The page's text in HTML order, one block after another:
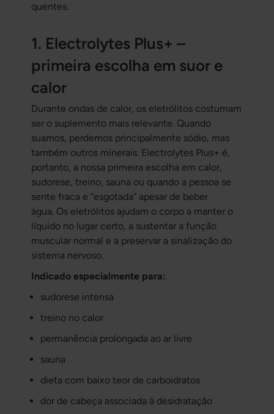
quentes.
1. Electrolytes Plus+ –
primeira escolha em suor e
calor
Durante ondas de calor, os eletrólitos costumam
ser o suplemento mais relevante. Quando
suamos, perdemos principalmente sódio, mas
também outros minerais. Electrolytes Plus+ é,
portanto, a nossa primeira escolha em calor,
sudorese, treino, sauna ou quando a pessoa se
sente fraca e “esgotada” apesar de beber
água. Os eletrólitos ajudam o corpo a manter o
líquido no lugar certo, a sustentar a função
muscular normal e a preservar a sinalização do
sistema nervoso.
Indicado especialmente para:
sudorese intensa
treino no calor
permanência prolongada ao ar livre
sauna
dieta com baixo teor de carboidratos
dor de cabeça associada à desidratação